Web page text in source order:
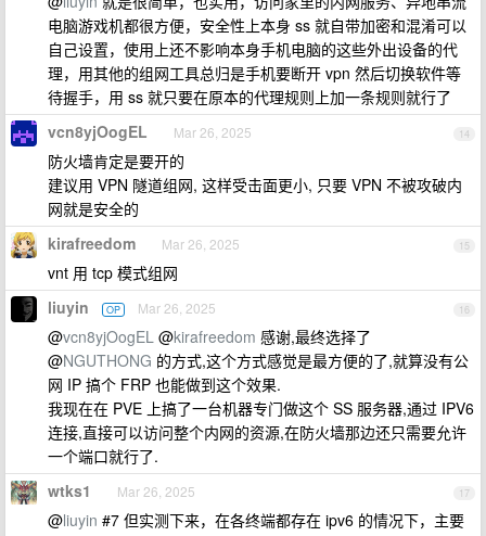
电脑游戏机都很方便，安全性上本身 ss 就自带加密和混淆可以
自己设置，使用上还不影响本身手机电脑的这些外出设备的代
理，用其他的组网工具总归是手机要断开 vpn 然后切换软件等
待握手，用 ss 就只要在原本的代理规则上加一条规则就行了
14
vcn8yjOogEL Mar 26, 2025
防火墙肯定是要开的
建议用 VPN 隧道组网, 这样受击面更小, 只要 VPN 不被攻破内
网就是安全的
15
kirafreedom Mar 26, 2025
vnt 用 tcp 模式组网
16
liuyin OP Mar 26, 2025
@vcn8yjOogEL @kirafreedom 感谢,最终选择了
@NGUTHONG 的方式,这个方式感觉是最方便的了,就算没有公
网 IP 搞个 FRP 也能做到这个效果.
我现在在 PVE 上搞了一台机器专门做这个 SS 服务器,通过 IPV6
连接,直接可以访问整个内网的资源,在防火墙那边还只需要允许
一个端口就行了.
17
wtks1 Mar 26, 2025
@liuyin #7 但实测下来，在各终端都存在 ipv6 的情况下，主要